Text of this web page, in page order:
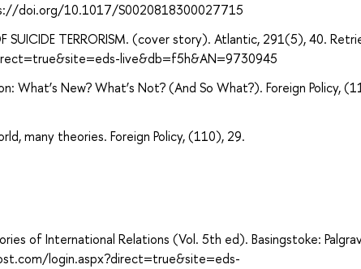
doi.org/10.1017/S0020818300027715
TERRORISM. (cover story). Atlantic, 291(5), 40.
live&db=f5h&AN=9730945
What’s New? What’s Not? (And So What?). Foreign Policy,
many theories. Foreign Policy, (110), 29.
of International Relations (Vol. 5th ed). Basingstoke:
login.aspx?direct=true&site=eds-